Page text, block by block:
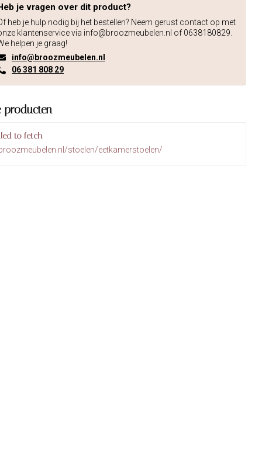
je vragen over dit product?
heb je hulp nodig bij het bestellen? Neem gerust contact op met
klantenservice via info@broozmeubelen.nl of 0638180829.
helpen je graag!
info@broozmeubelen.nl
06 381 808 29
producten
to fetch
stoelen/eetkamerstoelen/